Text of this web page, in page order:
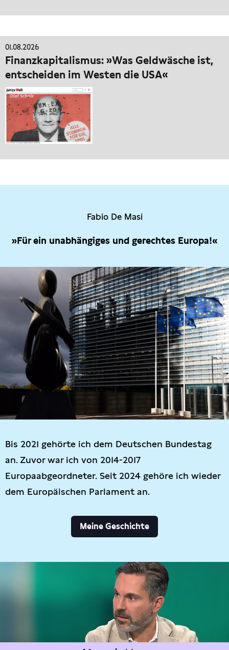
01.08.2026
Finanzkapitalismus: »Was Geldwäsche ist,
entscheiden im Westen die USA«
Fabio De Masi
»Für ein unabhängiges und gerechtes Europa!«
Bis 2021 gehörte ich dem Deutschen Bundestag
an. Zuvor war ich von 2014-2017
Europaabgeordneter. Seit 2024 gehöre ich wieder
dem Europäischen Parlament an.
Meine Geschichte